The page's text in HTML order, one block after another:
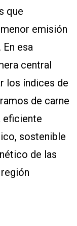
que
emisión
esa
central
los índices de
de carne
eficiente
sostenible
de las